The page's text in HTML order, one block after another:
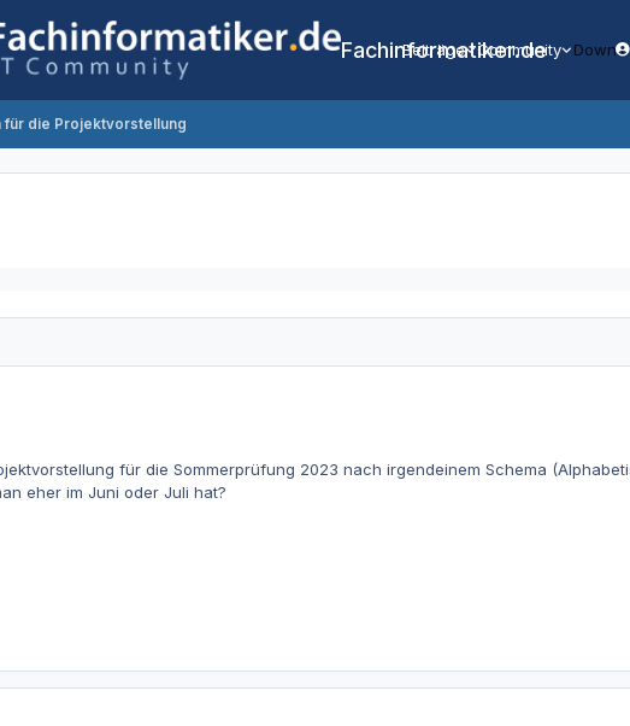
Fachinformatiker.de
Beiträge Community
für die Projektvorstellung
für die Sommerprüfung 2023 nach irgendeinem Schema
eher im Juni oder Juli hat?